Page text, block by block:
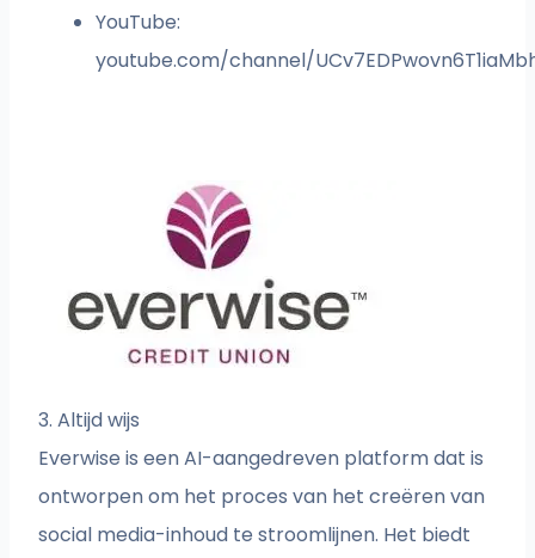
YouTube:
youtube.com/channel/
3. Altijd wijs
Everwise is een AI-aangedreven platform dat is
ontworpen om het proces van het creëren van
social media-inhoud te stroomlijnen. Het biedt